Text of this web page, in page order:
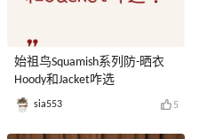
始祖鸟Squamish系列防-晒衣
Hoody和Jacket咋选
sia553 5